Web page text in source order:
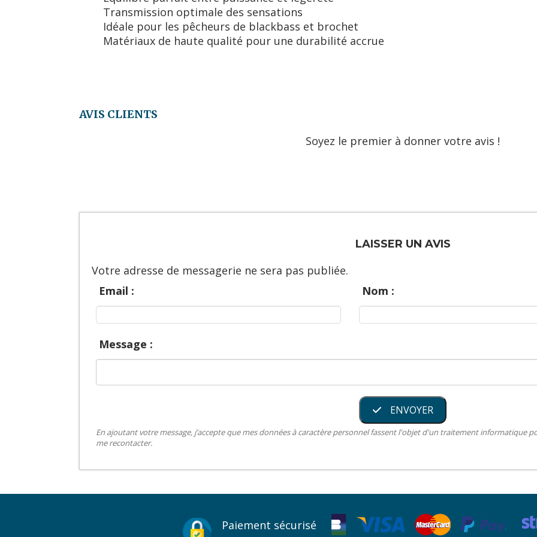
Transmission optimale des sensations
Idéale pour les pêcheurs de blackbass et brochet
Matériaux de haute qualité pour une durabilité accrue
AVIS CLIENTS
Soyez le premier à donner votre avis !
LAISSER UN AVIS
Votre adresse de messagerie ne sera pas publiée.
Email :
Nom :
Message :
ENVOYER
En ajoutant votre message, j’accepte que mes données à caractère personnel fassent l'objet d'un traitement informatique
me recontacter.
Paiement sécurisé